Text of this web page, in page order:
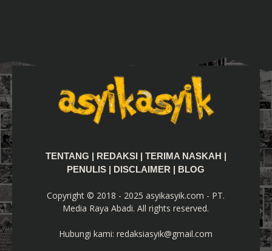
TENTANG REDAKSI TERIMA NASKAH
PENULIS
DISCLAIMER BLOG
Copyright © 2018 - 2025 asyikasyik.com - PT.
Media Raya Abadi. All rights reserved.
Hubungi kami:redaksiasyik@gmail.com